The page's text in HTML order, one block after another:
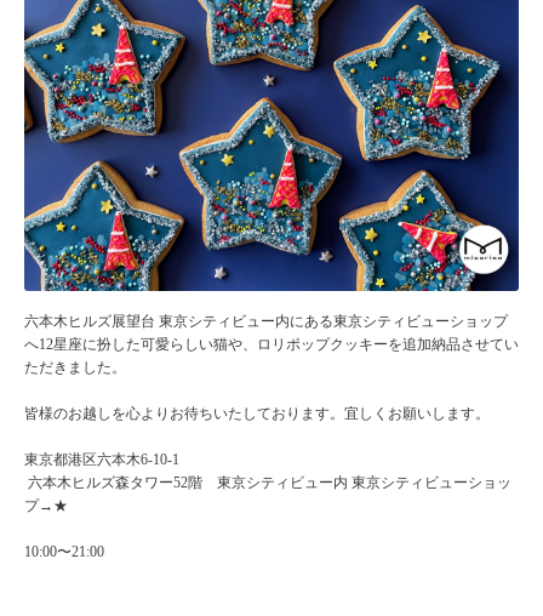
六本木ヒルズ展望台 東京シティビュー内にある東京シティビューショップ
へ12星座に扮した可愛らしい猫や、ロリポップクッキーを追加納品させてい
ただきました。
皆様のお越しを心よりお待ちいたしております。宜しくお願いします。
東京都港区六本木6-10-1
六本木ヒルズ森タワー52階 東京シティビュー内 東京シティビューショッ
プ→ ★
10:00〜21:00